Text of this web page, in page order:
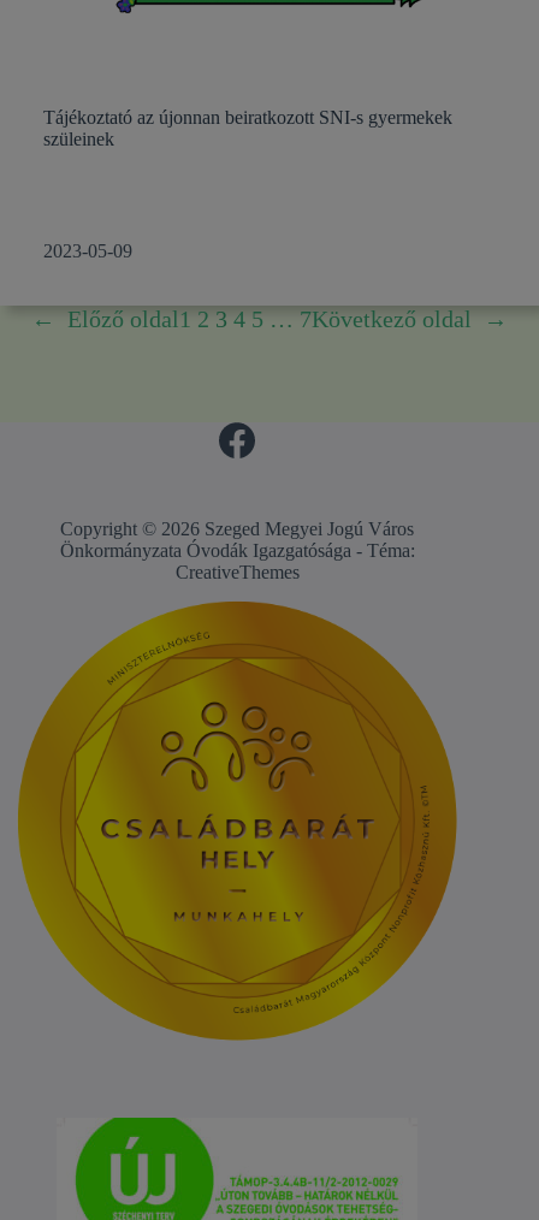
Tájékoztató az újonnan beiratkozott SNI-s gyermekek
szüleinek
2023-05-09
← Előző oldal1 2 3 4 5 … 7Következő oldal →
Copyright © 2026 Szeged Megyei Jogú Város
Önkormányzata Óvodák Igazgatósága - Téma:
CreativeThemes